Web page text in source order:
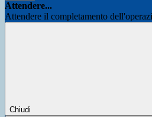
Attendere...
Attendere il completamento
Chiudi